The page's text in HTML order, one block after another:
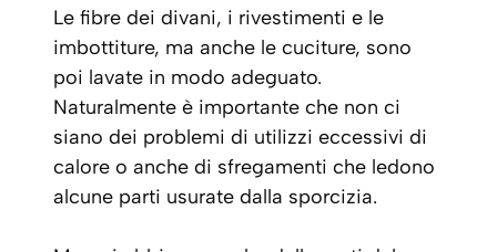
Le fibre dei divani, i rivestimenti e le
imbottiture, ma anche le cuciture, sono
poi lavate in modo adeguato.
Naturalmente è importante che non ci
siano dei problemi di utilizzi eccessivi di
calore o anche di sfregamenti che ledono
alcune parti usurate dalla sporcizia.